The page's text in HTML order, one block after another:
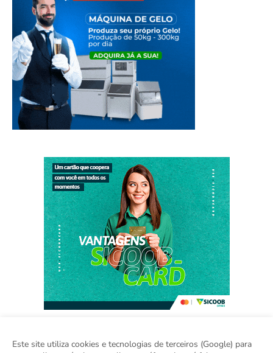
Este site utiliza cookies e tecnologias de terceiros (Google) para